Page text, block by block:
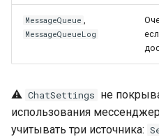
MessageQueue ,
MessageQueueLog
⚠️ ChatSettings не
использования
учитывать три источника: